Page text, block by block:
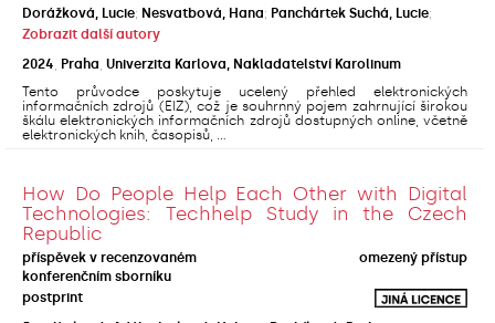
Dorážková, Lucie; Nesvatbová, Hana; Panchártek Suchá, Lucie;
Zobrazit další autory
2024 Praha Univerzita Karlova, Nakladatelství Karolinum
Tento průvodce poskytuje ucelený přehled elektronických
informačních zdrojů (EIZ), což je souhrnný pojem zahrnující širokou
škálu elektronických informačních zdrojů dostupných online, včetně
elektronických knih, časopisů, ...
How Do People Help Each Other with Digital
Technologies: Techhelp Study in the Czech
Republic
příspěvek v recenzovaném
konferenčním sborníku
omezený přístup
postprint